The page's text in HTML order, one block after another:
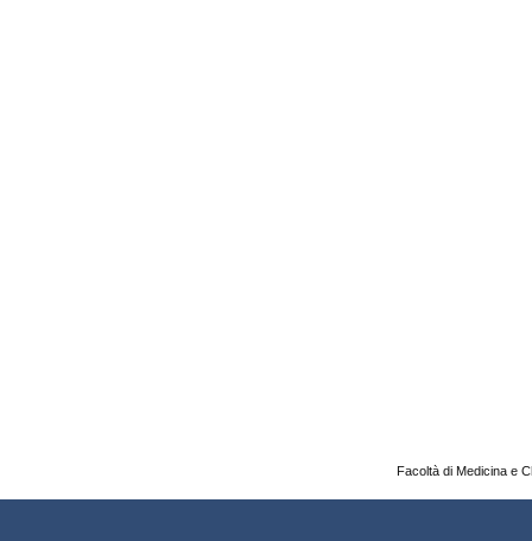
Facoltà di Medicina e